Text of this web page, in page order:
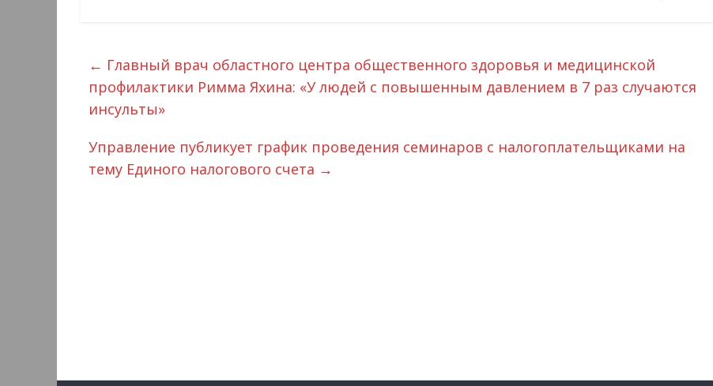
← Главный врач областного центра общественного здоровья и медицинской
профилактики Римма Яхина: «У людей с повышенным давлением в 7 раз случаются
инсульты»
Управление публикует график проведения семинаров с налогоплательщиками на
тему Единого налогового счета →